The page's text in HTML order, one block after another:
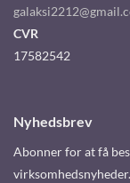
CVR
17582542
Nyhedsbrev
Abonner for at få
virksomhedsnyheder.